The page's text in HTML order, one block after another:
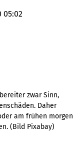
05:02
zwar Sinn,
Daher
am frühen morgen
(Bild Pixabay)